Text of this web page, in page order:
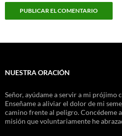
NUESTRA ORACIÓN
Señor, ayúdame a servir a mi prójimo
Enseñame a aliviar el dolor de mi
camino frente al peligro. Concédeme
misión que voluntariamente he